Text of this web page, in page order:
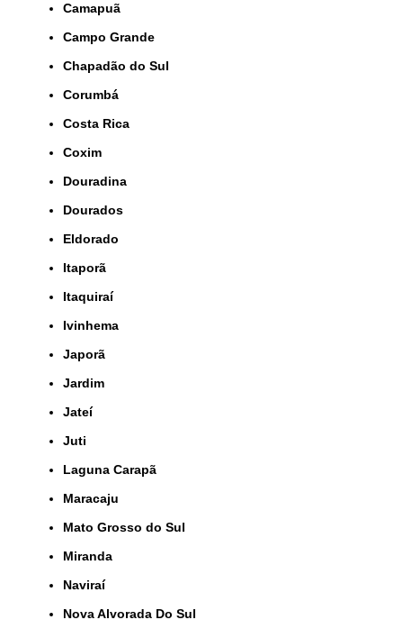
Camapuã
Campo Grande
Chapadão do Sul
Corumbá
Costa Rica
Coxim
Douradina
Dourados
Eldorado
Itaporã
Itaquiraí
Ivinhema
Japorã
Jardim
Jateí
Juti
Laguna Carapã
Maracaju
Mato Grosso do Sul
Miranda
Naviraí
Nova Alvorada Do Sul